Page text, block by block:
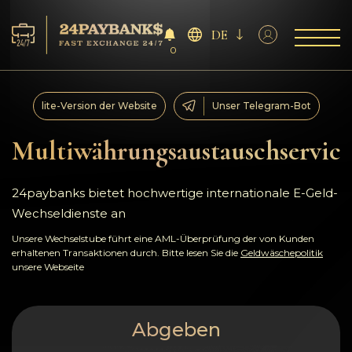
Services
Reserven
Für die Partner
Feedback
Regeln
AML/CFT
0
DE
Multiwährungsaustauschservice
lite-Version der Website Unser Telegram-Bot
24paybanks bietet hochwertige internationale E-Geld-
Wechseldienste an
Unsere Wechselstube führt eine AML-Überprüfung der von Kunden
erhaltenen Transaktionen durch. Bitte lesen Sie die Geldwäschepolitik
unsere Webseite
Abgeben